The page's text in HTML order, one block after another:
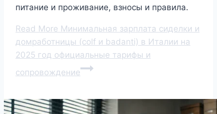
питание и проживание, взносы и правила.
Read More Минимальная зарплата сиделки и
домработницы (colf и badanti) в Италии на
2025 год официальные тарифы и
сопровождение